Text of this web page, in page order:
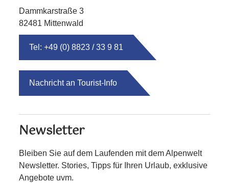
Dammkarstraße 3
82481 Mittenwald
Tel: +49 (0) 8823 / 33 9 81
Nachricht an Tourist-Info
Newsletter
Bleiben Sie auf dem Laufenden mit dem Alpenwelt
Newsletter. Stories, Tipps für Ihren Urlaub, exklusive
Angebote uvm.